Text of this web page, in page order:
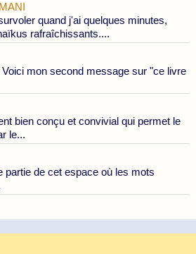
quand j'ai quelques minutes,
rafraîchissants....
mon second message sur "ce livre
bien conçu et convivial qui permet le
le...
partie de cet espace où les mots